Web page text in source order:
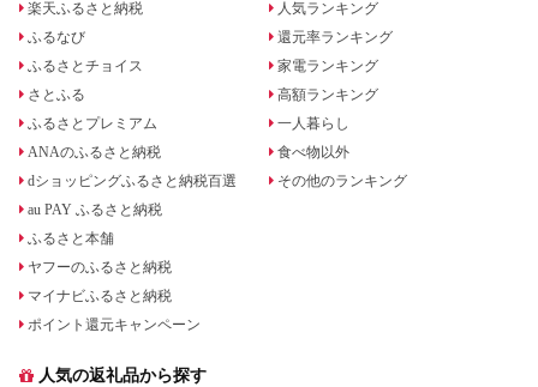
楽天ふるさと納税
ふるなび
ふるさとチョイス
さとふる
ふるさとプレミアム
ANAのふるさと納税
dショッピングふるさと納税百選
au PAY ふるさと納税
ふるさと本舗
ヤフーのふるさと納税
マイナビふるさと納税
ポイント還元キャンペーン
人気ランキング
還元率ランキング
家電ランキング
高額ランキング
一人暮らし
食べ物以外
その他のランキング
人気の返礼品から探す